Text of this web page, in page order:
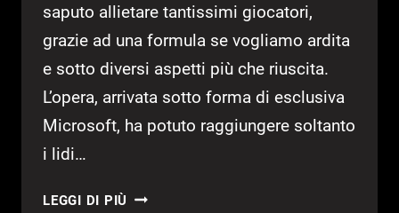
saputo allietare tantissimi giocatori,
grazie ad una formula se vogliamo ardita
e sotto diversi aspetti più che riuscita.
L’opera, arrivata sotto forma di esclusiva
Microsoft, ha potuto raggiungere soltanto
i lidi…
LEGGI DI PIÙ THE